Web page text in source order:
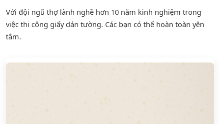
Với đội ngũ thợ lành nghề hơn 10 năm kinh nghiệm trong
việc thi công giấy dán tường. Các bạn có thể hoàn toàn yên
tâm.